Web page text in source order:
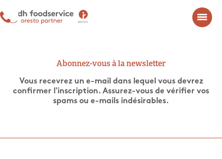
Abonnez-vous à la newsletter
Vous recevrez un e-mail dans lequel vous devrez
confirmer l'inscription. Assurez-vous de vérifier vos
spams ou e-mails indésirables.